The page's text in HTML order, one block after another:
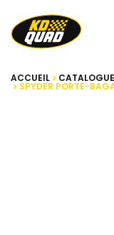
ACCUEIL CATALOGUE
SPYDER PORTE-